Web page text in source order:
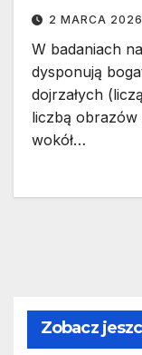
2 MARCA 2026
W badaniach
dysponują
dojrzałych
liczbą
wokół…
Zobacz